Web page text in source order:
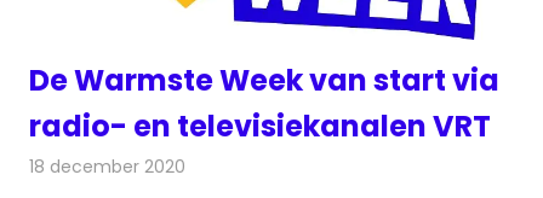
De Warmste Week van start via
radio- en televisiekanalen VRT
18 december 2020